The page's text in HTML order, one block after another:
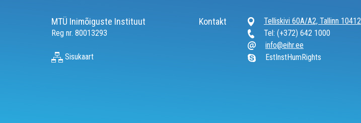
MTÜ Inimõiguste Instituut
Reg nr. 80013293
Sisukaart
Kontakt
Telliskivi 60A/A2, Tallinn 10412
Tel: (+372) 642 1000
info@eihr.ee
EstInstHumRights